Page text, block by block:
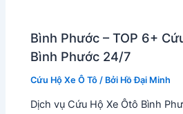
Bình Phước – TOP 6+
Bình Phước 24/7
Cứu Hộ Xe Ô Tô / Bởi Hồ Đại Minh
Dịch vụ Cứu Hộ Xe Ôtô Bình